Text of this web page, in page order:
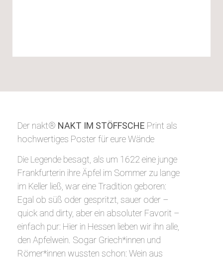
Der nakt® NAKT IM STÖFFSCHE Print als
hochwertiges Poster für eure Wände
Die Legende besagt, als um 1622 eine junge
Frankfurterin ihre Äpfel im Sommer zu lange
im Keller ließ, war eine Tradition geboren:
Egal ob süß oder gespritzt, sauer oder –
quick and dirty, aber ein absoluter Favorit –
einfach pur: Hier in Hessen lieben wir ihn alle,
den Apfelwein. Sogar Griech*innen und
Römer*innen wussten schon: Wein aus